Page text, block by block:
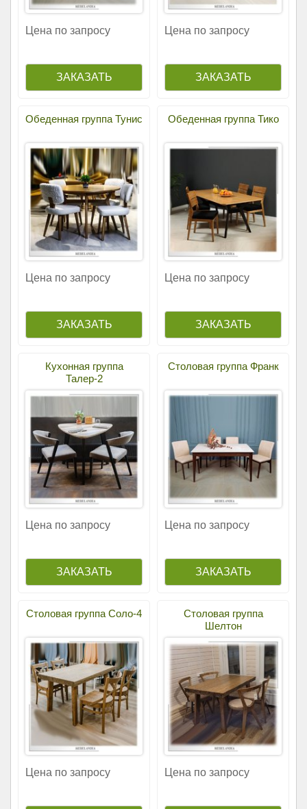
Цена по запросу Цена по запросу
Обеденная группа Тунис
Цена по запросу
Обеденная группа Тико
Цена по запросу
Кухонная группа
Талер-2
Цена по запросу
Столовая группа Франк
Цена по запросу
Столовая группа Соло-4
Цена по запросу
Столовая группа
Шелтон
Цена по запросу